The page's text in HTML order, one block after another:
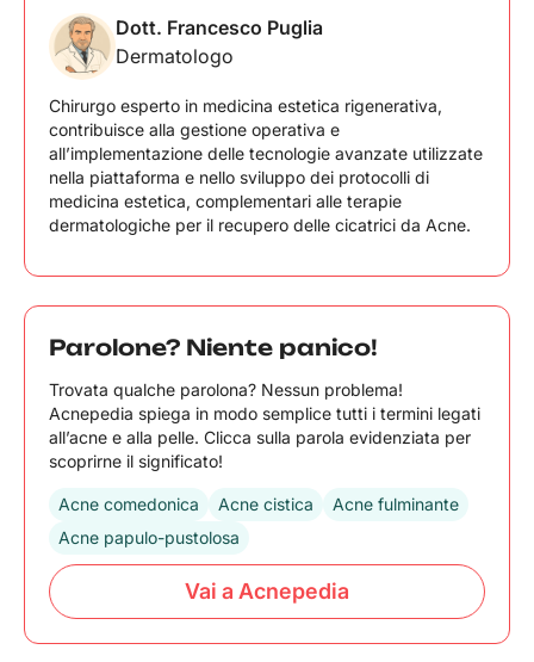
L’acne cistica è una forma più severa con noduli
profondi, mentre la rosacea mostra
principalmente arrossamenti e papule senza
punti neri.
Dott. Francesco Puglia
Dermatologo
Chirurgo esperto in medicina estetica rigenerativa,
contribuisce alla gestione operativa e
all’implementazione delle tecnologie avanzate utilizzate
nella piattaforma e nello sviluppo dei protocolli di
medicina estetica, complementari alle terapie
dermatologiche per il recupero delle cicatrici da Acne.
Parolone? Niente panico!
Trovata qualche parolona? Nessun problema!
Acnepedia spiega in modo semplice tutti i termini legati
all’acne e alla pelle. Clicca sulla parola evidenziata per
scoprirne il significato!
Acne comedonica Acne cistica
Acne fulminante
Acne papulo-pustolosa
Vai a Acnepedia